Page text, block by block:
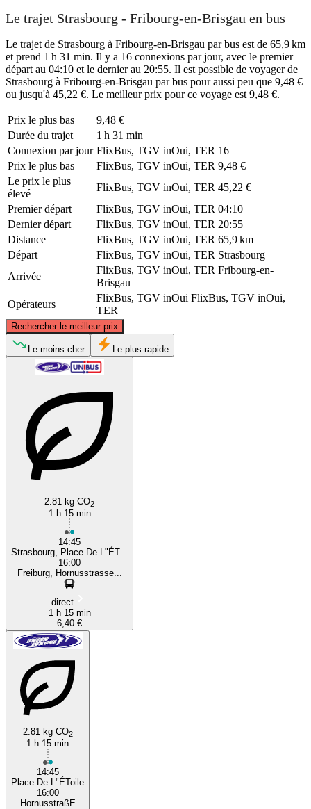
Le trajet Strasbourg - Fribourg-en-Brisgau en bus
Le trajet de Strasbourg à Fribourg-en-Brisgau par bus est de 65,9 km
et prend 1 h 31 min. Il y a 16 connexions par jour, avec le premier
départ au 04:10 et le dernier au 20:55. Il est possible de voyager de
Strasbourg à Fribourg-en-Brisgau par bus pour aussi peu que 9,48 €
ou jusqu'à 45,22 €. Le meilleur prix pour ce voyage est 9,48 €.
Prix ​​le plus bas
9,48 €
Durée du trajet
1 h 31 min
Connexion par jour FlixBus, TGV inOui, TER 16
Prix ​​le plus bas
FlixBus, TGV inOui, TER 9,48 €
Le prix le plus
élevé
FlixBus, TGV inOui, TER 45,22 €
Premier départ
FlixBus, TGV inOui, TER 04:10
Dernier départ
FlixBus, TGV inOui, TER 20:55
Distance
FlixBus, TGV inOui, TER 65,9 km
Départ
FlixBus, TGV inOui, TER Strasbourg
Arrivée
FlixBus, TGV inOui, TER Fribourg-en-
Brisgau
Opérateurs
FlixBus, TGV inOui FlixBus, TGV inOui,
TER
Rechercher le meilleur prix
Strasbourg
Le moins cher Le plus rapide
2.81 kg CO2
1 h 15 min
14:45
Strasbourg, Place De L"ÉT...
16:00
Freiburg, Hornusstrasse...
direct
1 h 15 min
6,40 €
2.81 kg CO2
1 h 15 min
14:45
Place De L"ÉToile
16:00
HornusstraßE